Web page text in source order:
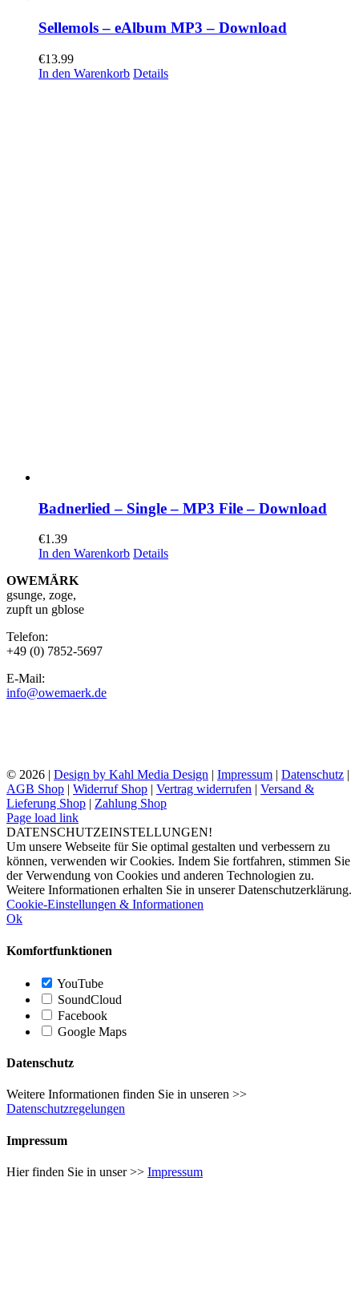
Sellemols – eAlbum MP3 – Download
€13.99
In den Warenkorb Details
Badnerlied – Single – MP3 File – Download
€1.39
In den Warenkorb Details
OWEMÄRK
gsunge, zoge,
zupft un gblose
Telefon:
+49 (0) 7852-5697
E-Mail:
info@owemaerk.de
© 2026 | Design by Kahl Media Design | Impressum | Datenschutz |
AGB Shop | Widerruf Shop | Vertrag widerrufen | Versand &
Lieferung Shop | Zahlung Shop
Page load link
DATENSCHUTZEINSTELLUNGEN!
Um unsere Webseite für Sie optimal gestalten und verbessern zu
können, verwenden wir Cookies. Indem Sie fortfahren, stimmen Sie
der Verwendung von Cookies und anderen Technologien zu.
Weitere Informationen erhalten Sie in unserer Datenschutzerklärung.
Cookie-Einstellungen & Informationen
Ok
Komfortfunktionen
YouTube
SoundCloud
Facebook
Google Maps
Datenschutz
Weitere Informationen finden Sie in unseren >>
Datenschutzregelungen
Impressum
Hier finden Sie in unser >> Impressum